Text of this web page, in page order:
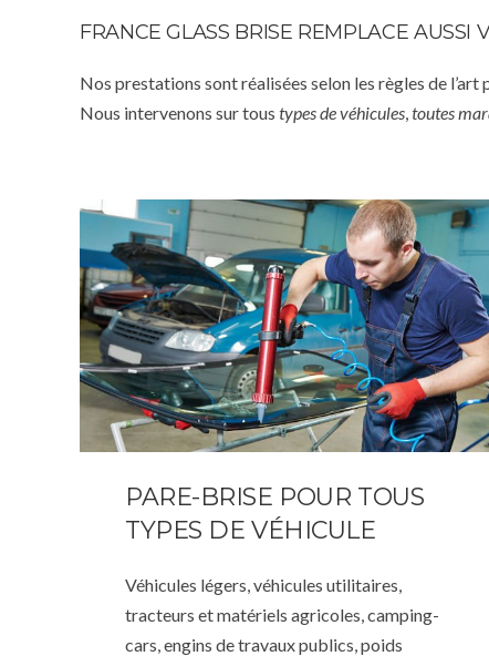
FRANCE GLASS BRISE REMPLACE AUSSI
Nos prestations sont réalisées selon les règles de
Nous intervenons sur tous types de véhicules,toutes
PARE-BRISE POUR TOUS
TYPES DE VÉHICULE
Véhicules légers, véhicules utilitaires,
tracteurs et matériels agricoles, camping-
cars, engins de travaux publics, poids